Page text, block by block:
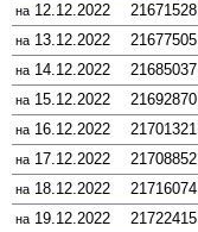
на 12.12.2022 21671528
на 13.12.2022 21677505
на 14.12.2022 21685037
на 15.12.2022 21692870
на 16.12.2022 21701321
на 17.12.2022 21708852
на 18.12.2022 21716074
на 19.12.2022 21722415